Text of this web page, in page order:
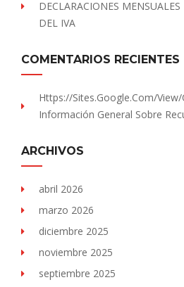
DECLARACIONES
DEL IVA
COMENTARIOS RECIENTES
Https://sites.Google.com/view/
Información General Sobre
ARCHIVOS
abril 2026
marzo 2026
diciembre 2025
noviembre 2025
septiembre 2025